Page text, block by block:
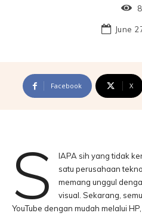
June
Facebook X
S
IAPA sih yang tidak
satu perusahaan
memang unggul
visual. Sekarang,
YouTube dengan mudah melalui